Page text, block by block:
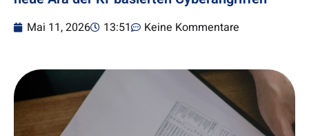
Mai 11, 2026 13:51 Keine Kommentare